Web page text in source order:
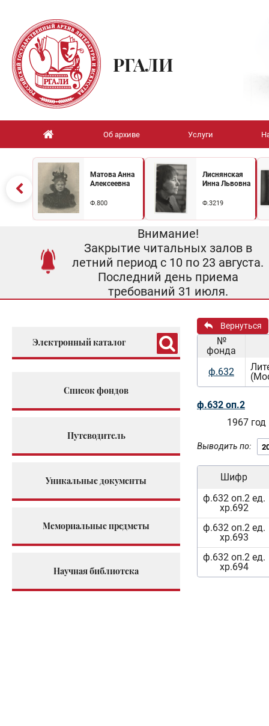
РГАЛИ
Об архиве Услуги
Матова Анна
Алексеевна
Ф.800
Лиснянская
Инна Львовна
Ф.3219
Внимание!
Закрытие читальных залов в
летний период с 10 по 23 августа.
Последний день приема
требований 31 июля.
Электронный каталог
Список фондов
Путеводитель
Уникальные документы
Мемориальные предметы
Научная библиотека
Вернуться
№
фонда
ф.632
ф.632 оп.2
1967 год
Выводить по:
Шифр
ф.632 оп.2 ед.
хр.692
ф.632 оп.2 ед.
хр.693
ф.632 оп.2 ед.
хр.694